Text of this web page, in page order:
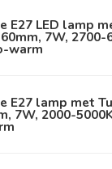
E27 LED lamp
7W, 2700-
warm
E27 lamp met
7W, 2000-